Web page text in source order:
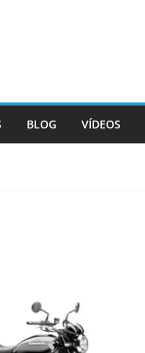
BLOG VÍDEOS